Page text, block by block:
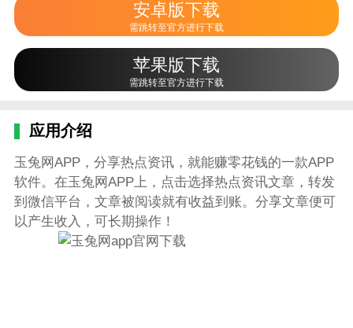
安卓版下载
需跳转至官方进行下载
苹果版下载
需跳转至官方进行下载
应用介绍
玉兔网APP，分享热点资讯，就能赚零花钱的一款APP
软件。在玉兔网APP上，点击选择热点资讯文章，转发
到微信平台，文章被阅读就有收益到账。分享文章便可
以产生收入，可长期操作！